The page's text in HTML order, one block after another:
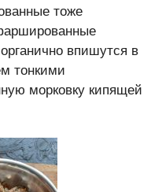
тоже
впишутся в
тонкими
морковку кипящей